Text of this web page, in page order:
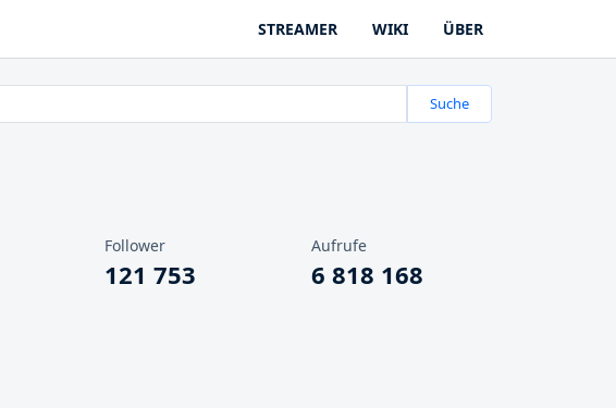
STREAMER WIKI ÜBER
Suche
Follower
121 753
Aufrufe
6 818 168